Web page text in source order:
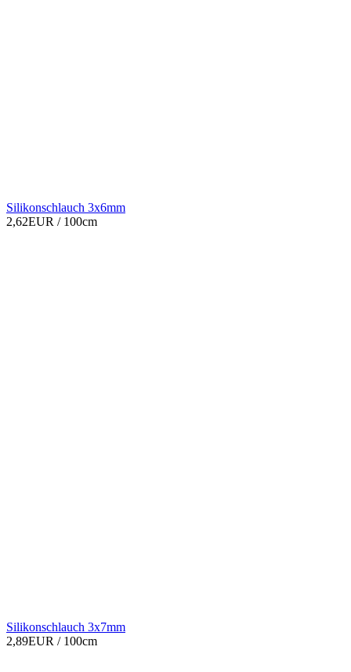
Silikonschlauch 3x6mm
2,62EUR / 100cm
Silikonschlauch 3x7mm
2,89EUR / 100cm